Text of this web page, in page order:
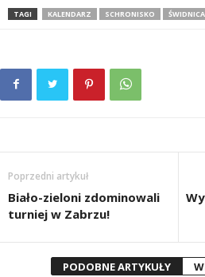
TAGI KALENDARZ SCHRONISKO ŚWIDNICA
Poprzedni artykuł
Biało-zieloni zdominowali
turniej w Zabrzu!
PODOBNE ARTYKUŁY